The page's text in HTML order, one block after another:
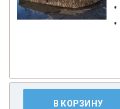
•
•
В КОРЗИНУ